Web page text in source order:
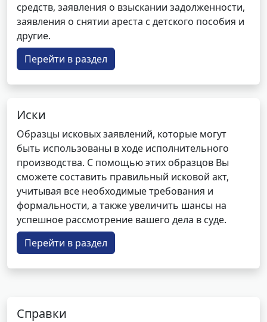
средств, заявления о взыскании задолженности,
заявления о снятии ареста с детского пособия и
другие.
Перейти в раздел
Иски
Образцы исковых заявлений, которые могут
быть использованы в ходе исполнительного
производства. С помощью этих образцов Вы
сможете составить правильный исковой акт,
учитывая все необходимые требования и
формальности, а также увеличить шансы на
успешное рассмотрение вашего дела в суде.
Перейти в раздел
Справки